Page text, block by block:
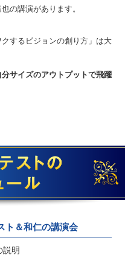
の講演があります。
クするビジョンの創り方」は大
分サイズのアウトプットで飛躍
ト＆和仁の講演会
説明